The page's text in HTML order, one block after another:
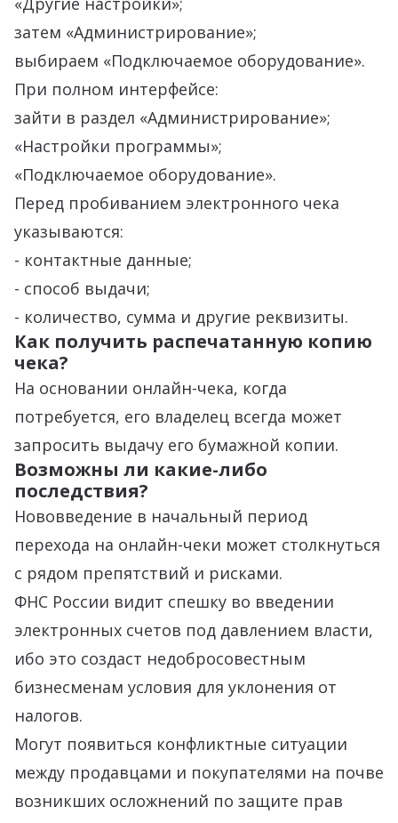
затем «Администрирование»;
выбираем «Подключаемое оборудование».
При полном интерфейсе:
зайти в раздел «Администрирование»;
«Настройки программы»;
«Подключаемое оборудование».
Перед пробиванием электронного чека
указываются:
- контактные данные;
- способ выдачи;
- количество, сумма и другие реквизиты.
Как получить распечатанную копию
чека?
На основании онлайн-чека, когда
потребуется, его владелец всегда может
запросить выдачу его бумажной копии.
Возможны ли какие-либо
последствия?
Нововведение в начальный период
перехода на онлайн-чеки может столкнуться
с рядом препятствий и рисками.
ФНС России видит спешку во введении
электронных счетов под давлением власти,
ибо это создаст недобросовестным
бизнесменам условия для уклонения от
налогов.
Могут появиться конфликтные ситуации
между продавцами и покупателями на почве
возникших осложнений по защите прав